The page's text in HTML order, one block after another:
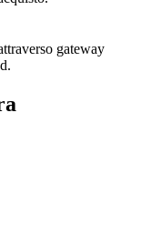
gateway